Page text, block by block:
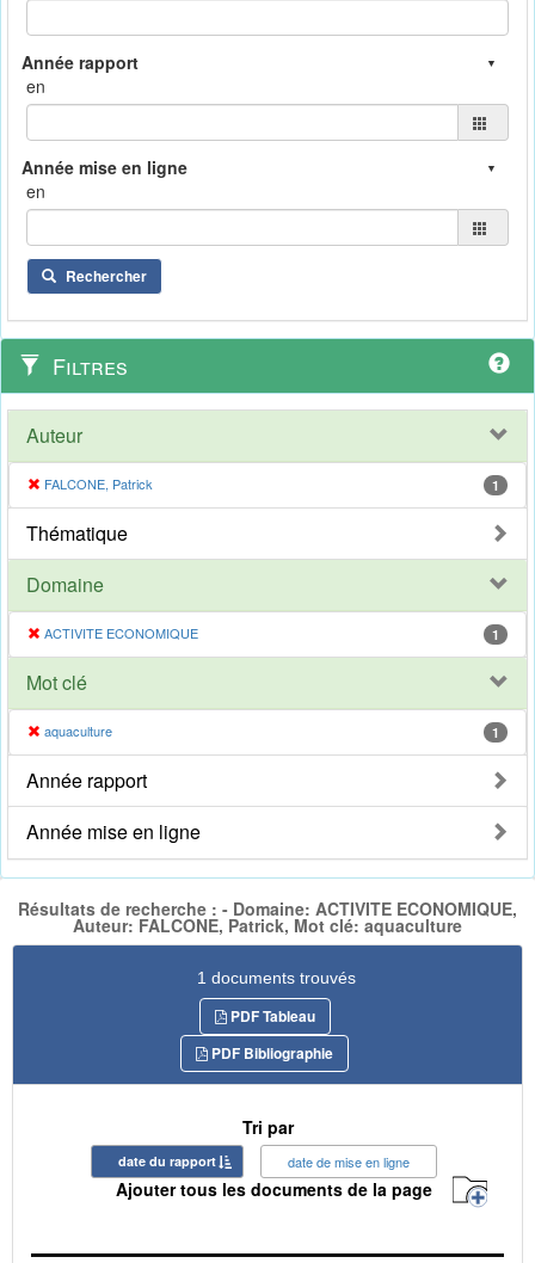
en
en
Rechercher
Filtres
Auteur
FALCONE, Patrick 1
Thématique
Domaine
ACTIVITE ECONOMIQUE 1
Mot clé
aquaculture 1
Année rapport
Année mise en ligne
Résultats de recherche : - Domaine: ACTIVITE ECONOMIQUE,
Auteur: FALCONE, Patrick, Mot clé: aquaculture
1 documents trouvés
PDF Tableau
PDF Bibliographie
Tri par
date du rapport date de mise en ligne
Ajouter tous les documents de la page